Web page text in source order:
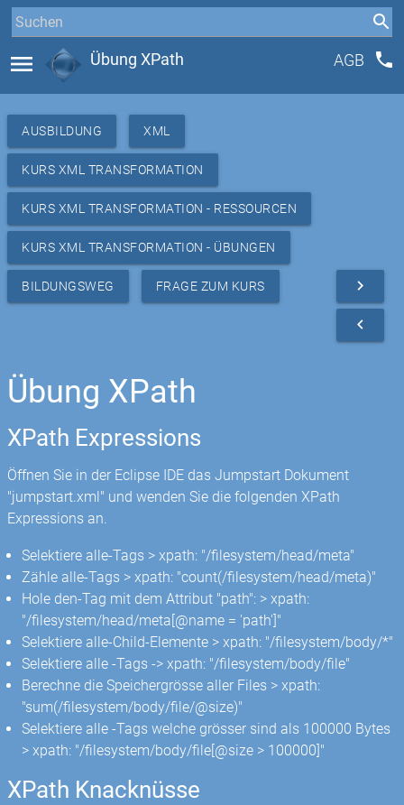
menu Übung XPath AGB phone
AUSBILDUNG XML
KURS XML TRANSFORMATION
KURS XML TRANSFORMATION - RESSOURCEN
KURS XML TRANSFORMATION - ÜBUNGEN
BILDUNGSWEG FRAGE ZUM KURS navigate_next
navigate_before
Übung XPath
XPath Expressions
Öffnen Sie in der Eclipse IDE das Jumpstart Dokument
"jumpstart.xml" und wenden Sie die folgenden XPath
Expressions an.
Selektiere alle-Tags > xpath: "/filesystem/head/meta"
Zähle alle-Tags > xpath: "count(/filesystem/head/meta)"
Hole den-Tag mit dem Attribut "path": > xpath:
"/filesystem/head/meta[@name = 'path']"
Selektiere alle-Child-Elemente > xpath: "/filesystem/body/*"
Selektiere alle-Tags -> xpath: "/filesystem/body/file"
Berechne die Speichergrösse aller Files > xpath:
"sum(/filesystem/body/file/@size)"
Selektiere alle-Tags welche grösser sind als 100000 Bytes
> xpath: "/filesystem/body/file[@size > 100000]"
XPath Knacknüsse